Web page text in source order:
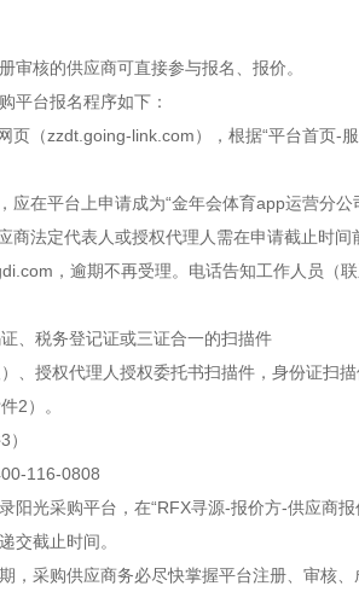
审核的供应商可直接参与报名、报价。
平台报名程序如下：
页（zzdt.going-link.com），根据“平台首页-
应在平台上申请成为“金年会体育app运营分
商法定代表人或授权代理人需在申请截止时
，逾期不再受理。电话告知工作人员（
、税务登记证或三证合一的扫描件
、授权代理人授权委托书扫描件，身份证扫
2）。
116-0808
阳光采购平台，在“RFX寻源-报价方-供应商
交截止时间。
，采购供应商务必尽快掌握平台注册、审核